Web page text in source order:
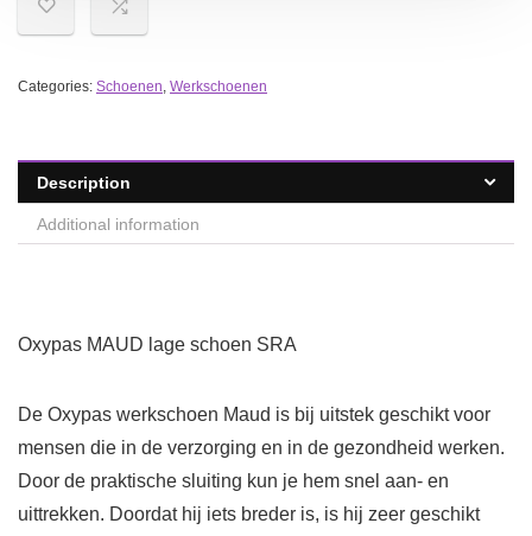
Categories: Schoenen, Werkschoenen
Description
Additional information
Oxypas MAUD lage schoen SRA
De Oxypas werkschoen Maud is bij uitstek geschikt voor
mensen die in de verzorging en in de gezondheid werken.
Door de praktische sluiting kun je hem snel aan- en
uittrekken. Doordat hij iets breder is, is hij zeer geschikt